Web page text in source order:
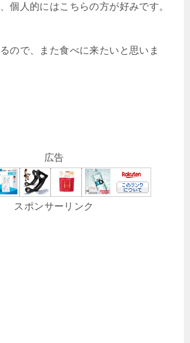
個人的にはこちらの方が好みです。
ので、また食べに来たいと思いま
広告
スポンサーリンク